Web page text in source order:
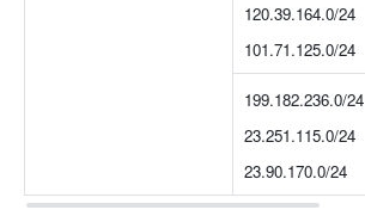
120.39.164.0/24
101.71.125.0/24
199.182.236.0/24
23.251.115.0/24
23.90.170.0/24